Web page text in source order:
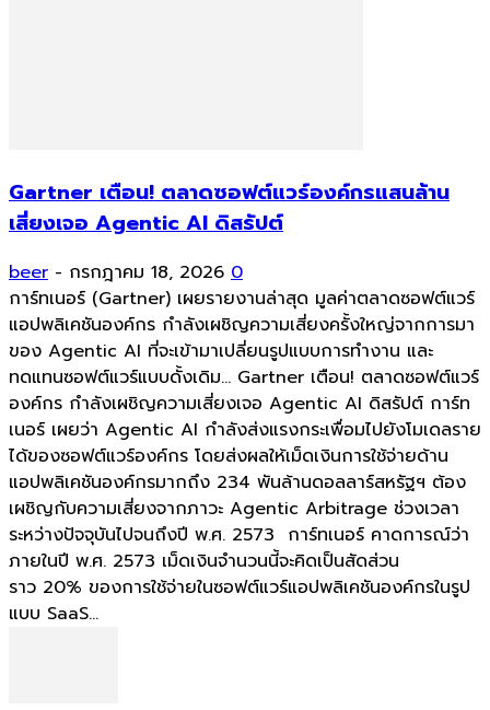
Gartner เตือน! ตลาดซอฟต์แวร์องค์กรแสนล้าน
เสี่ยงเจอ Agentic AI ดิสรัปต์
beer - กรกฎาคม 18, 2026 0
การ์ทเนอร์ (Gartner) เผยรายงานล่าสุด มูลค่าตลาดซอฟต์แวร์
แอปพลิเคชันองค์กร กำลังเผชิญความเสี่ยงครั้งใหญ่จากการมา
ของ Agentic AI ที่จะเข้ามาเปลี่ยนรูปแบบการทำงาน และ
ทดแทนซอฟต์แวร์แบบดั้งเดิม... Gartner เตือน! ตลาดซอฟต์แวร์
องค์กร กำลังเผชิญความเสี่ยงเจอ Agentic AI ดิสรัปต์ การ์ท
เนอร์ เผยว่า Agentic AI กำลังส่งแรงกระเพื่อมไปยังโมเดลราย
ได้ของซอฟต์แวร์องค์กร โดยส่งผลให้เม็ดเงินการใช้จ่ายด้าน
แอปพลิเคชันองค์กรมากถึง 234 พันล้านดอลลาร์สหรัฐฯ ต้อง
เผชิญกับความเสี่ยงจากภาวะ Agentic Arbitrage ช่วงเวลา
ระหว่างปัจจุบันไปจนถึงปี พ.ศ. 2573 การ์ทเนอร์ คาดการณ์ว่า
ภายในปี พ.ศ. 2573 เม็ดเงินจำนวนนี้จะคิดเป็นสัดส่วน
ราว 20% ของการใช้จ่ายในซอฟต์แวร์แอปพลิเคชันองค์กรในรูป
แบบ SaaS...